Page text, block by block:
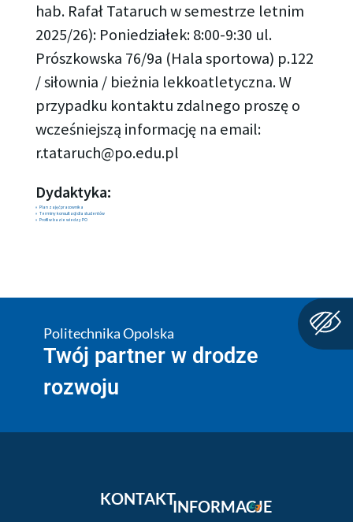
hab. Rafał Tataruch w semestrze letnim
2025/26): Poniedziałek: 8:00-9:30 ul.
Prószkowska 76/9a (Hala sportowa) p.122
/ siłownia / bieżnia lekkoatletyczna. W
przypadku kontaktu zdalnego proszę o
wcześniejszą informację na email:
r.tataruch@po.edu.pl
Dydaktyka:
Plan zajęć pracownika
Terminy konsultacji dla studentów
Profil w bazie wiedzy PO
Politechnika Opolska
Twój partner w drodze
rozwoju
KONTAKTINFORMACJE